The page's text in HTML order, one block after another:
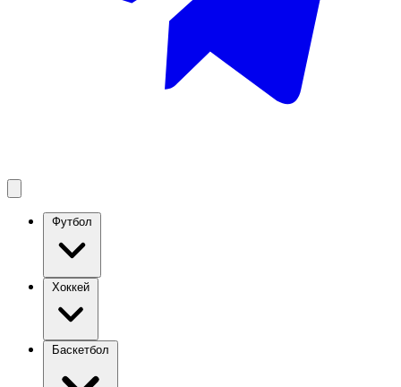
Футбол
Хоккей
Баскетбол